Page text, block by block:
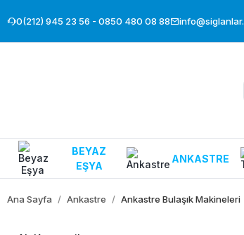
0(212) 945 23 56 - 0850 480 08 88
BEYAZ
EŞYA
ANKASTRE
Ana Sayfa Ankastre Ankastre Bulaşık Makineleri